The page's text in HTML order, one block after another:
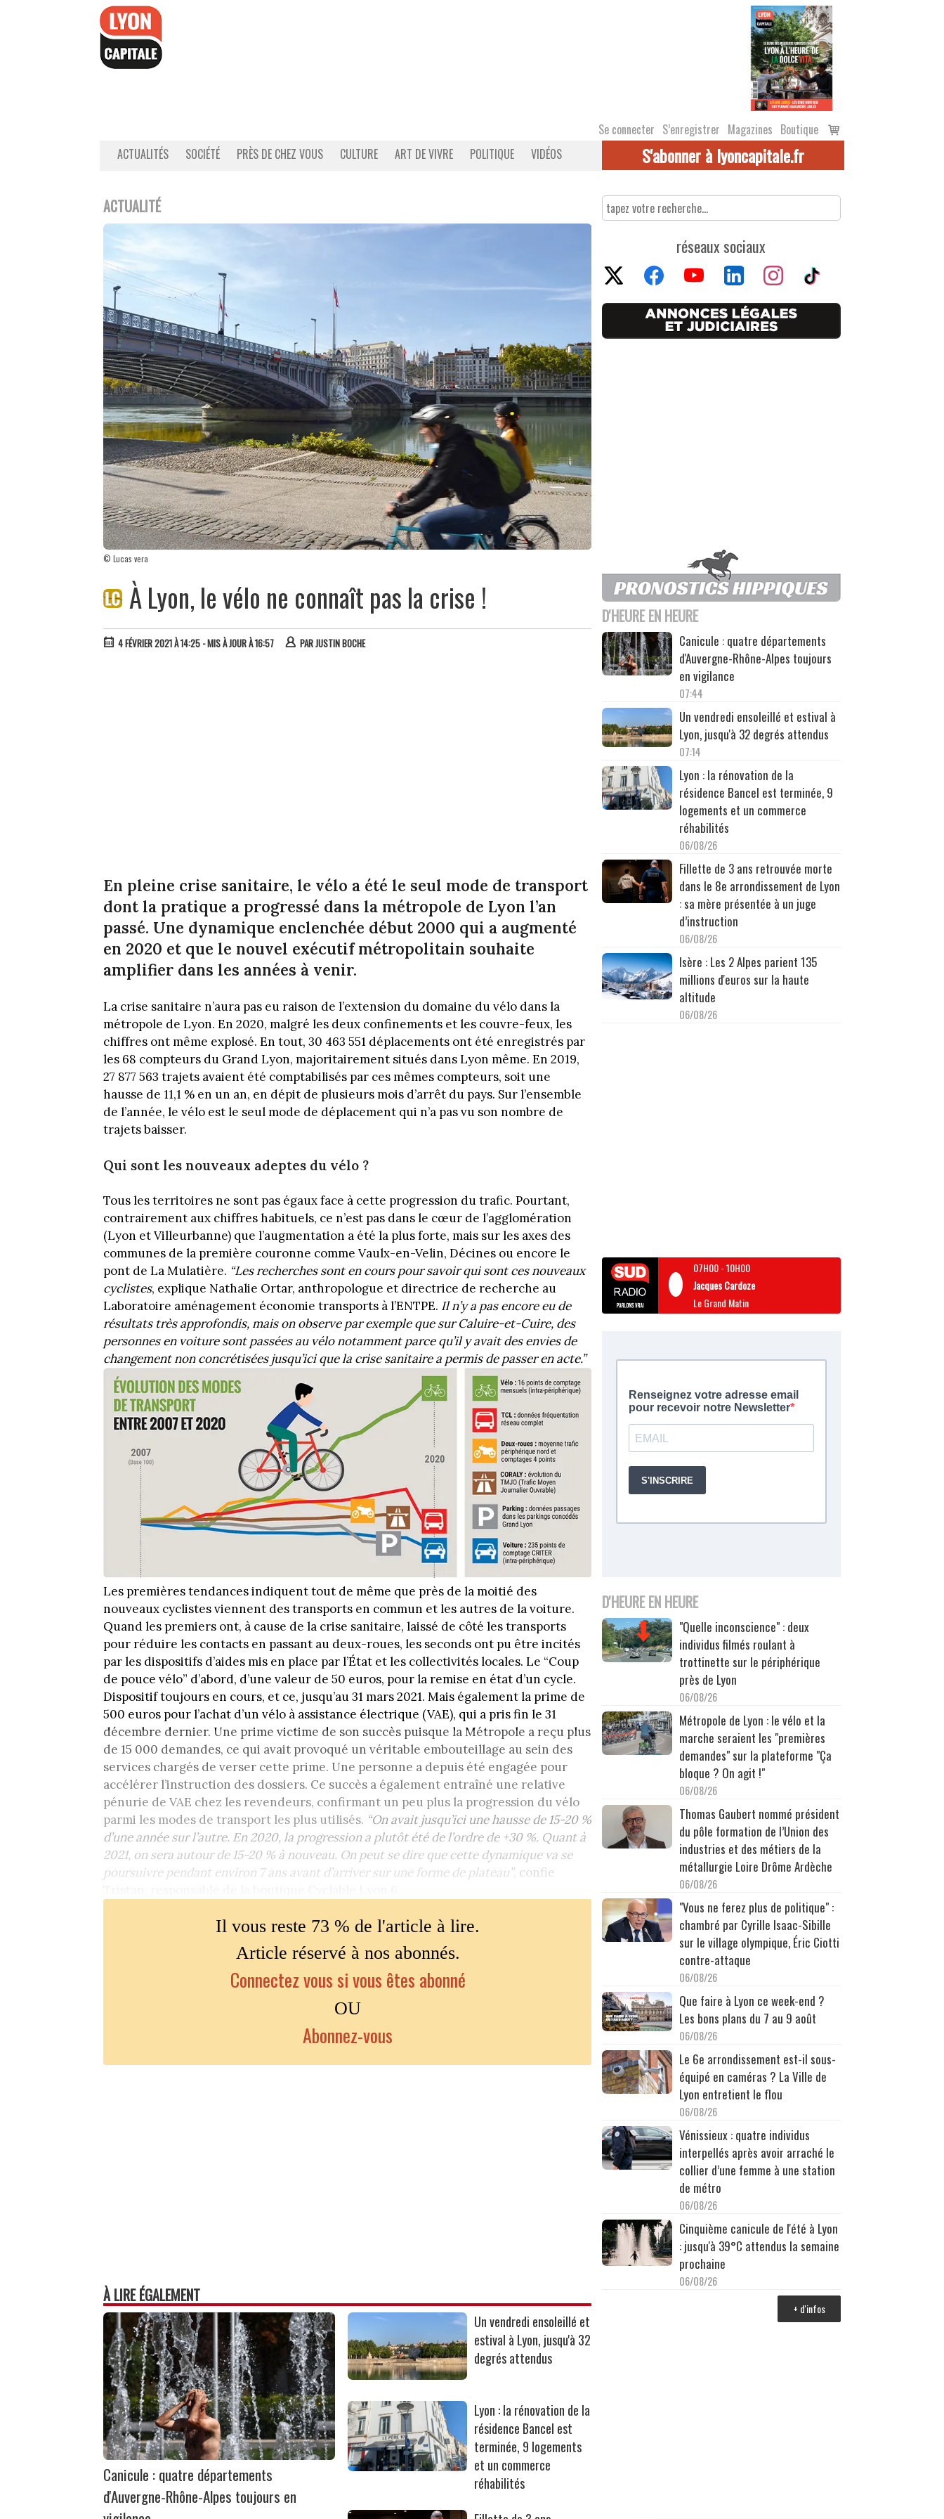
Se connecter S’enregistrer Magazines Boutique
Voir
le
ACTUALITÉS SOCIÉTÉ PRÈS DE CHEZ VOUS CULTURE ART DE VIVRE POLITIQUE VIDÉOS S'abonner à lyoncapitale.fr
ACTUALITÉ
© Lucas vera
À Lyon, le vélo ne connaît pas la crise !
4 FÉVRIER 2021 À 14:25 - MIS À JOUR À 16:57 PARJUSTIN BOCHE
En pleine crise sanitaire, le vélo a été le seul mode de transport
dont la pratique a progressé dans la métropole de Lyon l’an
passé. Une dynamique enclenchée début 2000 qui a augmenté
en 2020 et que le nouvel exécutif métropolitain souhaite
amplifier dans les années à venir.
La crise sanitaire n’aura pas eu raison de l’extension du domaine du vélo dans la
métropole de Lyon. En 2020, malgré les deux confinements et les couvre-feux, les
chiffres ont même explosé. En tout, 30 463 551 déplacements ont été enregistrés par
les 68 compteurs du Grand Lyon, majoritairement situés dans Lyon même. En 2019,
27 877 563 trajets avaient été comptabilisés par ces mêmes compteurs, soit une
hausse de 11,1 % en un an, en dépit de plusieurs mois d’arrêt du pays. Sur l’ensemble
de l’année, le vélo est le seul mode de déplacement qui n’a pas vu son nombre de
trajets baisser.
Qui sont les nouveaux adeptes du vélo ?
Tous les territoires ne sont pas égaux face à cette progression du trafic. Pourtant,
contrairement aux chiffres habituels, ce n’est pas dans le cœur de l’agglomération
(Lyon et Villeurbanne) que l’augmentation a été la plus forte, mais sur les axes des
communes de la première couronne comme Vaulx-en-Velin, Décines ou encore le
pont de La Mulatière. “Les recherches sont en cours pour savoir qui sont ces nouveaux
cyclistes, explique Nathalie Ortar, anthropologue et directrice de recherche au
Laboratoire aménagement économie transports à l’ENTPE. Il n’y a pas encore eu de
résultats très approfondis, mais on observe par exemple que sur Caluire-et-Cuire, des
personnes en voiture sont passées au vélo notamment parce qu’il y avait des envies de
changement non concrétisées jusqu’ici que la crise sanitaire a permis de passer en acte.”
Les premières tendances indiquent tout de même que près de la moitié des
nouveaux cyclistes viennent des transports en commun et les autres de la voiture.
Quand les premiers ont, à cause de la crise sanitaire, laissé de côté les transports
pour réduire les contacts en passant au deux-roues, les seconds ont pu être incités
par les dispositifs d’aides mis en place par l’État et les collectivités locales. Le “Coup
de pouce vélo” d’abord, d’une valeur de 50 euros, pour la remise en état d’un cycle.
Dispositif toujours en cours, et ce, jusqu’au 31 mars 2021. Mais également la prime de
500 euros pour l’achat d’un vélo à assistance électrique (VAE), qui a pris fin le 31
décembre dernier. Une prime victime de son succès puisque la Métropole a reçu plus
de 15 000 demandes, ce qui avait provoqué un véritable embouteillage au sein des
services chargés de verser cette prime. Une personne a depuis été engagée pour
accélérer l’instruction des dossiers. Ce succès a également entraîné une relative
pénurie de VAE chez les revendeurs, confirmant un peu plus la progression du vélo
parmi les modes de transport les plus utilisés. “On avait jusqu’ici une hausse de 15-20 %
d’une année sur l’autre. En 2020, la progression a plutôt été de l’ordre de +30 %. Quant à
2021, on sera autour de 15-20 % à nouveau. On peut se dire que cette dynamique va se
poursuivre pendant environ 7 ans avant d’arriver sur une forme de plateau”, confie
Il vous reste 73 % de l'article à lire.
Article réservé à nos abonnés.
Connectez vous si vous êtes abonné
OU
Abonnez-vous
À LIRE ÉGALEMENT
Canicule : quatre départements
d'Auvergne-Rhône-Alpes toujours en
Un vendredi ensoleillé et
estival à Lyon, jusqu'à 32
degrés attendus
Lyon : la rénovation de la
résidence Bancel est
terminée, 9 logements
et un commerce
réhabilités
réseaux sociaux
D'HEURE EN HEURE
Canicule : quatre départements
d'Auvergne-Rhône-Alpes toujours
en vigilance
07:44
Un vendredi ensoleillé et estival à
Lyon, jusqu'à 32 degrés attendus
07:14
Lyon : la rénovation de la
résidence Bancel est terminée, 9
logements et un commerce
réhabilités
06/08/26
Fillette de 3 ans retrouvée morte
dans le 8e arrondissement de Lyon
: sa mère présentée à un juge
d’instruction
06/08/26
Isère : Les 2 Alpes parient 135
millions d'euros sur la haute
altitude
06/08/26
07H00-10H00
Jacques Cardoze
Le Grand Matin
D'HEURE EN HEURE
"Quelle inconscience" : deux
individus filmés roulant à
trottinette sur le périphérique
près de Lyon
06/08/26
Métropole de Lyon : le vélo et la
marche seraient les "premières
demandes" sur la plateforme "Ça
bloque ? On agit !"
06/08/26
Thomas Gaubert nommé président
du pôle formation de l’Union des
industries et des métiers de la
métallurgie Loire Drôme Ardèche
06/08/26
"Vous ne ferez plus de politique" :
chambré par Cyrille Isaac-Sibille
sur le village olympique, Éric Ciotti
contre-attaque
06/08/26
Que faire à Lyon ce week-end ?
Les bons plans du 7 au 9 août
06/08/26
Le 6e arrondissement est-il sous-
équipé en caméras ? La Ville de
Lyon entretient le flou
06/08/26
Vénissieux : quatre individus
interpellés après avoir arraché le
collier d’une femme à une station
de métro
06/08/26
Cinquième canicule de l'été à Lyon
: jusqu'à 39°C attendus la semaine
prochaine
06/08/26
+ d'infos